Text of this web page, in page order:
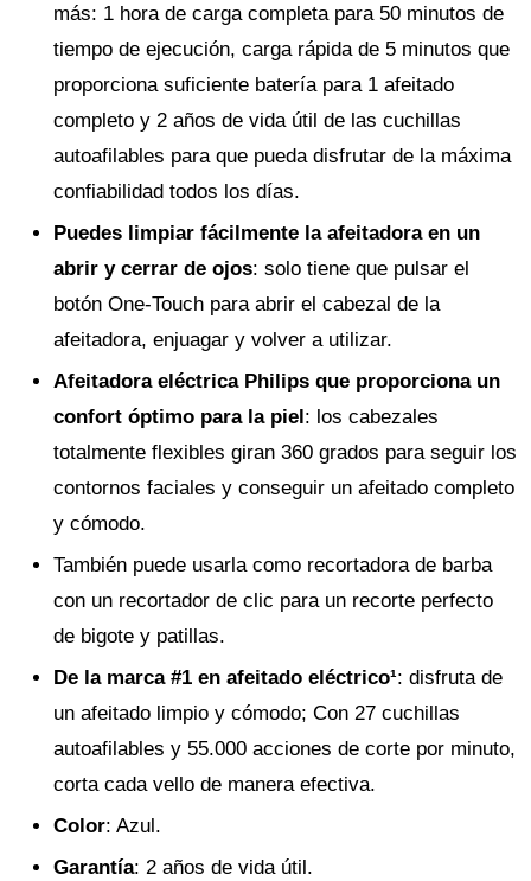
más: 1 hora de carga completa para 50 minutos de
tiempo de ejecución, carga rápida de 5 minutos que
proporciona suficiente batería para 1 afeitado
completo y 2 años de vida útil de las cuchillas
autoafilables para que pueda disfrutar de la máxima
confiabilidad todos los días.
Puedes limpiar fácilmente la afeitadora en un
abrir y cerrar de ojos: solo tiene que pulsar el
botón One-Touch para abrir el cabezal de la
afeitadora, enjuagar y volver a utilizar.
Afeitadora eléctrica Philips que proporciona un
confort óptimo para la piel : los cabezales
totalmente flexibles giran 360 grados para seguir los
contornos faciales y conseguir un afeitado completo
y cómodo.
También puede usarla como recortadora de barba
con un recortador de clic para un recorte perfecto
de bigote y patillas.
De la marca #1 en afeitado eléctrico¹: disfruta de
un afeitado limpio y cómodo; Con 27 cuchillas
autoafilables y 55.000 acciones de corte por minuto,
corta cada vello de manera efectiva.
Color: Azul.
Garantía: 2 años de vida útil.